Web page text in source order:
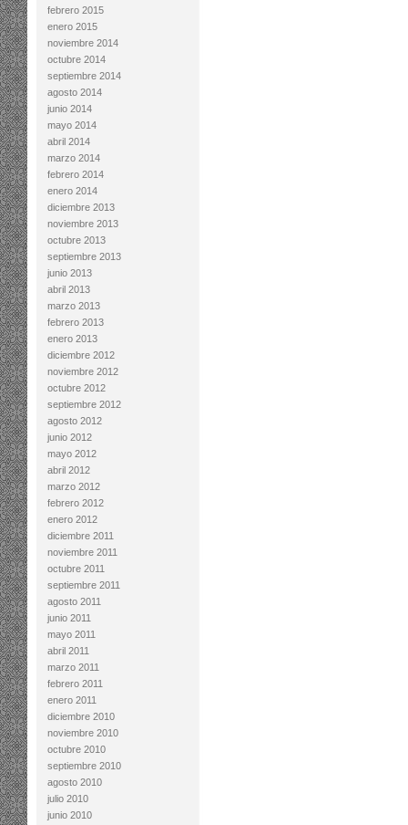
febrero 2015
enero 2015
noviembre 2014
octubre 2014
septiembre 2014
agosto 2014
junio 2014
mayo 2014
abril 2014
marzo 2014
febrero 2014
enero 2014
diciembre 2013
noviembre 2013
octubre 2013
septiembre 2013
junio 2013
abril 2013
marzo 2013
febrero 2013
enero 2013
diciembre 2012
noviembre 2012
octubre 2012
septiembre 2012
agosto 2012
junio 2012
mayo 2012
abril 2012
marzo 2012
febrero 2012
enero 2012
diciembre 2011
noviembre 2011
octubre 2011
septiembre 2011
agosto 2011
junio 2011
mayo 2011
abril 2011
marzo 2011
febrero 2011
enero 2011
diciembre 2010
noviembre 2010
octubre 2010
septiembre 2010
agosto 2010
julio 2010
junio 2010